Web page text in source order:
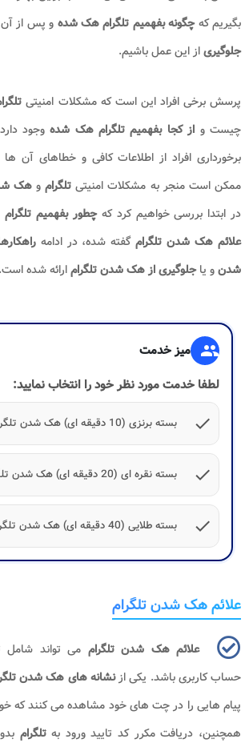
بگیریم کهچگونه بفهمیم تلگرام هک شده و پس از آن
جلوگیریاز این عمل باشیم.
پرسش برخی افراد این است که مشکلات امنیتی
چیست و از کجا بفهمیم تلگرام هک شدهوجود
برخورداری افراد از اطلاعات کافی و خطاهای آن
ممکن است منجر به مشکلات امنیتی تلگراموهک
در ابتدا بررسی خواهیم کرد کهچطور بفهمیم
علائم هک شدن تلگرامگفته شده، در ادامه
شدنو یاجلوگیری از هک شدن تلگرامارائه شده است.
group میز خدمت
لطفا خدمت مورد نظر خود را انتخاب نمایید:
check
بسته برنزی (10 دقیقه ای) هک شدن تلگرام
check بسته نقره ای (20 دقیقه ای) هک شدن تلگرام
check بسته طلایی (40 دقیقه ای) هک شدن تلگرام
علائم هک شدن تلگرام
علائم هک شدن تلگرام می تواند شامل
حساب کاربری باشد. یکی ازنشانه های هک شدن
پیام هایی را در چت های خود مشاهده می کنند که
همچنین، دریافت مکرر کد تایید ورود بهتلگرام